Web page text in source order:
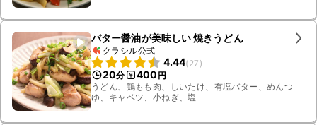
バター醤油が美味しい 焼きうどん
クラシル公式
4.44(27 )
20分 400 円
うどん、鶏もも肉、しいたけ、有塩バター、めんつ
ゆ、キャベツ、小ねぎ、塩